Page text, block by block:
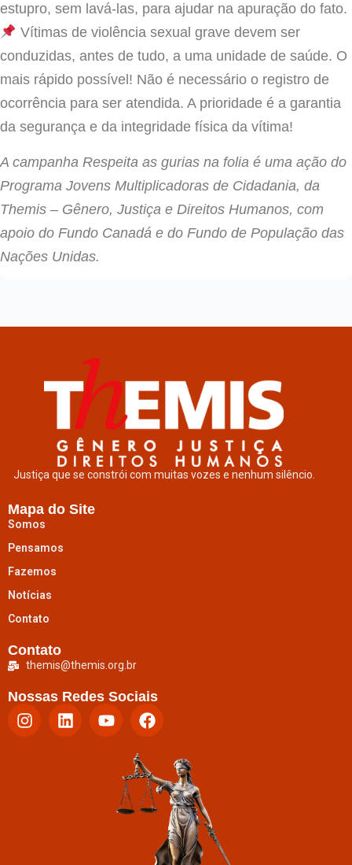
estupro, sem lavá-las, para ajudar na apuração do fato.
Vítimas de violência sexual grave devem ser
conduzidas, antes de tudo, a uma unidade de saúde. O
mais rápido possível! Não é necessário o registro de
ocorrência para ser atendida. A prioridade é a garantia
da segurança e da integridade física da vítima!
A campanha Respeita as gurias na folia é uma ação do
Programa Jovens Multiplicadoras de Cidadania, da
Themis – Gênero, Justiça e Direitos Humanos, com
apoio do Fundo Canadá e do Fundo de População das
Nações Unidas.
Justiça que se constrói com muitas vozes e nenhum silêncio.
Mapa do Site
Somos
Pensamos
Fazemos
Notícias
Contato
Contato
themis@themis.org.br
Nossas Redes Sociais